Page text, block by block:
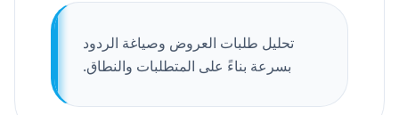
تحليل طلبات العروض وصياغة الردود
بسرعة بناءً على المتطلبات والنطاق.